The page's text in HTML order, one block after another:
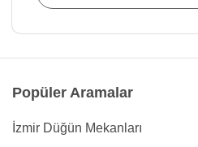
Popüler Aramalar
İzmir Düğün Mekanları